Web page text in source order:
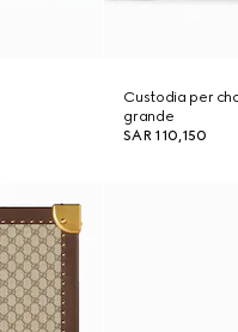
Custodia per
grande
SAR 110,150